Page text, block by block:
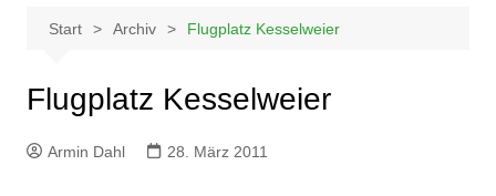
Start Archiv Flugplatz Kesselweier
Flugplatz Kesselweier
Armin Dahl 28. März 2011